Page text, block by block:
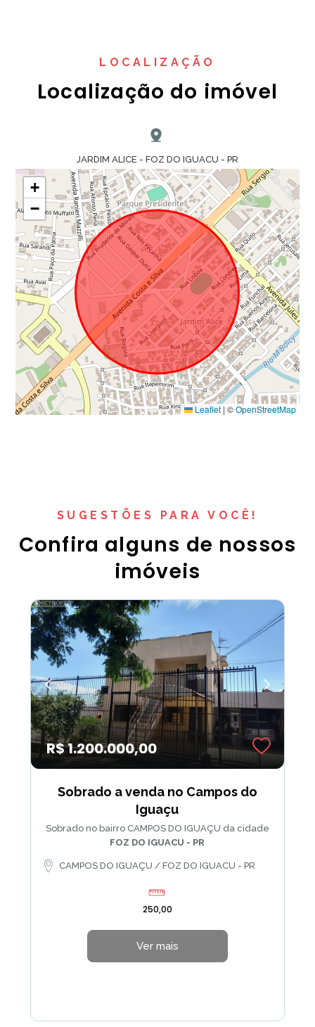
LOCALIZAÇÃO
Localização do imóvel
JARDIM ALICE - FOZ DO IGUACU - PR
+
−
Leaflet | ©OpenStreetMap
SUGESTÕES PARA VOCÊ!
Confira alguns de nossos
imóveis
R$ 1.200.000,00
Sobrado a venda no Campos do
Iguaçu
Sobrado no bairro CAMPOS DO IGUAÇU da cidade
FOZ DO IGUACU - PR
CAMPOS DO IGUAÇU / FOZ DO IGUACU - PR
250,00
Ver mais